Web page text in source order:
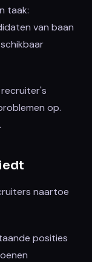
taak:
van baan
op.
naartoe
posities